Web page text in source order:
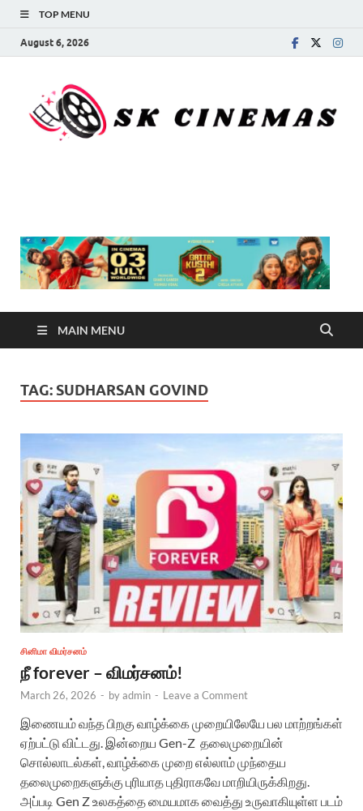
TOP MENU
August 6, 2026
MAIN MENU
TAG: SUDHARSAN GOVIND
சினிமா விமர்சனம்
நீ forever – விமர்சனம்!
March 26, 2026 - byadmin - Leave a Comment
இணையம் வந்த பிறகு வாழ்க்கை முறையிலேயே பல மாற்றங்கள்
ஏற்பட்டு விட்டது. இன்றைய Gen-Z தலைமுறையின்
சொல்லாடல்கள், வாழ்க்கை முறை எல்லாம் முந்தைய
தலைமுறைகளுக்கு புரியாத புதிராகவே மாறியிருக்கிறது.
அப்படி Gen Z உலகத்தை மையமாக வைத்து உருவாகியுள்ள படம்